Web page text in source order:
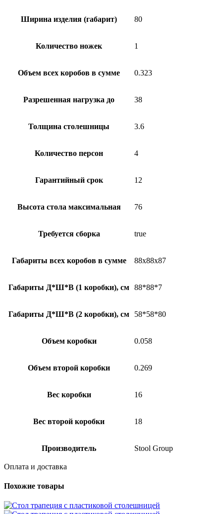
Ширина изделия (габарит) 80
Количество ножек 1
Объем всех коробов в сумме 0.323
Разрешенная нагрузка до 38
Толщина столешницы 3.6
Количество персон 4
Гарантийный срок 12
Высота стола максимальная 76
Требуется сборка true
Габариты всех коробов в сумме 88х88х87
Габариты Д*Ш*В (1 коробки), см 88*88*7
Габариты Д*Ш*В (2 коробки), см 58*58*80
Объем коробки 0.058
Объем второй коробки 0.269
Вес коробки 16
Вес второй коробки 18
Производитель Stool Group
Оплата и доставка
Похожие товары